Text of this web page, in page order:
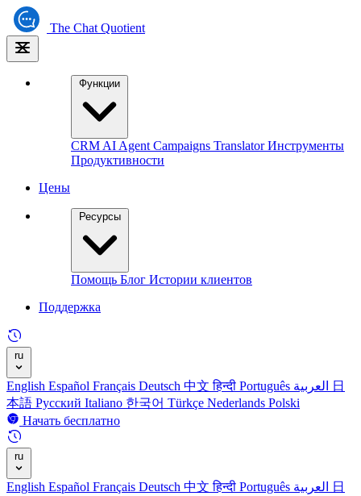
The Chat Quotient
Функции
CRM AI Agent Campaigns TranslatorИнструменты
Продуктивности
Цены
Ресурсы
Помощь Блог Истории клиентов
Поддержка
ru
English Español Français Deutsch 中文हिन्दी Português
日
本語 Русский Italiano 한국어 Türkçe Nederlands Polski
Начать бесплатно
ru
English Español Français Deutsch 中文हिन्दी Português
日